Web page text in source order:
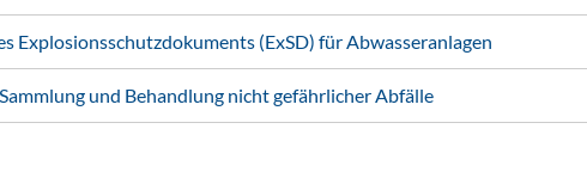
Explosionsschutzdokuments (ExSD) für Abwasseranlagen
und Behandlung nicht gefährlicher Abfälle